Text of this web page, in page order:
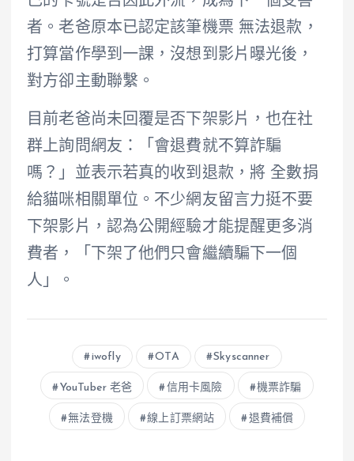
者。老爸原本已認定該筆機票 無法退款，
打算當作學到一課，沒想到影片曝光後，
對方卻主動聯繫。
目前老爸尚未回覆是否下架影片，也在社
群上詢問網友：「會退費就不算詐騙
嗎？」並表示若真的收到退款，將 全數捐
給貓咪相關單位。不少網友留言力挺不要
下架影片，認為公開經驗才能提醒更多消
費者，「下架了他們只會繼續騙下一個
人」。
iwofly OTA Skyscanner
YouTuber 老爸 信用卡風險 機票詐騙
無法登機 線上訂票網站 退費補償